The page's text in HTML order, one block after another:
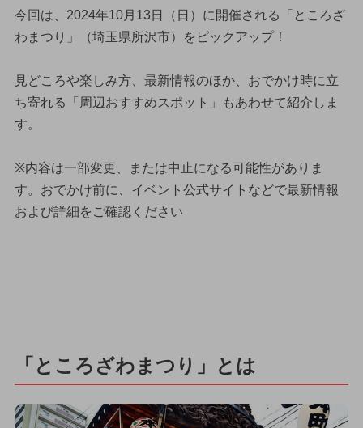
今回は、2024年10月13日（日）に開催される「ところざ
わまつり」（埼玉県所沢市）をピックアップ！
見どころや楽しみ方、最新情報のほか、おでかけ時に立
ち寄れる「周辺おすすめスポット」もあわせて紹介しま
す。
※内容は一部変更、または中止になる可能性がありま
す。おでかけ前に、イベント公式サイトなどで最新情報
および詳細をご確認ください
「ところざわまつり」とは